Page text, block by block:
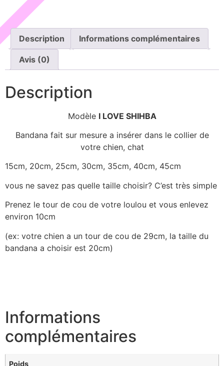
Description Informations complémentaires
Avis (0)
Description
Modèle I LOVE SHIHBA
Bandana fait sur mesure a insérer dans le collier de
votre chien, chat
15cm, 20cm, 25cm, 30cm, 35cm, 40cm, 45cm
vous ne savez pas quelle taille choisir? C’est très simple
Prenez le tour de cou de votre loulou et vous enlevez
environ 10cm
(ex: votre chien a un tour de cou de 29cm, la taille du
bandana a choisir est 20cm)
Informations
complémentaires
Poids